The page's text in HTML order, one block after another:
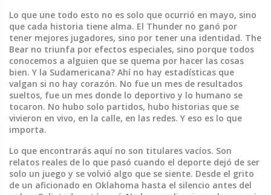
Lo que une todo esto no es solo que ocurrió en mayo, sino
que cada historia tiene alma. El Thunder no ganó por
tener mejores jugadores, sino por tener una identidad. The
Bear no triunfa por efectos especiales, sino porque todos
conocemos a alguien que se quema por hacer las cosas
bien. Y la Sudamericana? Ahí no hay estadísticas que
valgan si no hay corazón. No fue un mes de resultados
sueltos, fue un mes donde lo deportivo y lo humano se
tocaron. No hubo solo partidos, hubo historias que se
vivieron en vivo, en la calle, en las redes. Y eso es lo que
importa.
Lo que encontrarás aquí no son titulares vacíos. Son
relatos reales de lo que pasó cuando el deporte dejó de ser
solo un juego y se volvió algo que se siente. Desde el grito
de un aficionado en Oklahoma hasta el silencio antes del